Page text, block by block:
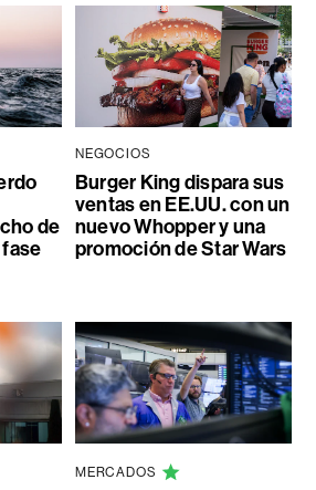
de
NEGOCIOS
Burger King dispara sus
ventas en EE.UU. con un
nuevo Whopper y una
promoción de Star Wars
MERCADOS